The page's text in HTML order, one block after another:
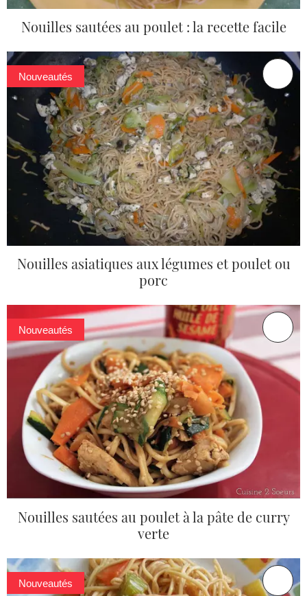
Nouilles sautées au poulet : la recette facile
Nouveautés
Nouilles asiatiques aux légumes et poulet ou
porc
Nouveautés
Nouilles sautées au poulet à la pâte de curry
verte
Nouveautés